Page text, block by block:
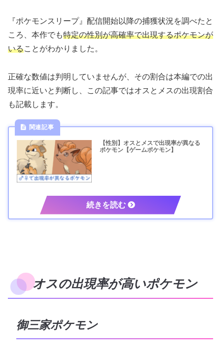
『ポケモンスリープ』配信開始以降の捕獲状況を調べたと
ころ、本作でも特定の性別が高確率で出現するポケモンが
いることがわかりました。
正確な数値は判明していませんが、その割合は本編での出
現率に近いと判断し、この記事ではオスとメスの出現割合
も記載します。
【性別】オスとメスで出現率が異なる
ポケモン【ゲームポケモン】
オスの出現率が高いポケモン
御三家ポケモン